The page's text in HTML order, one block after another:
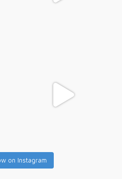
on Instagram